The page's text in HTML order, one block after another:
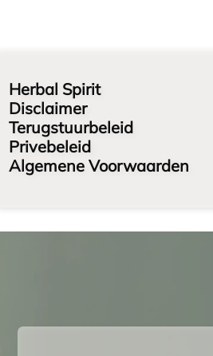
Herbal Spirit
Disclaimer
Terugstuurbeleid
Privebeleid
Algemene Voorwaarden